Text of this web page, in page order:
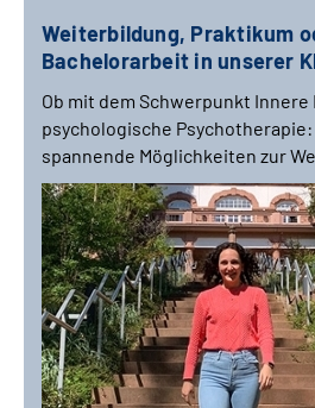
Weiterbildung, Praktikum
Bachelorarbeit in unserer
Ob mit dem Schwerpunkt Innere
psychologische
spannende Möglichkeiten zur